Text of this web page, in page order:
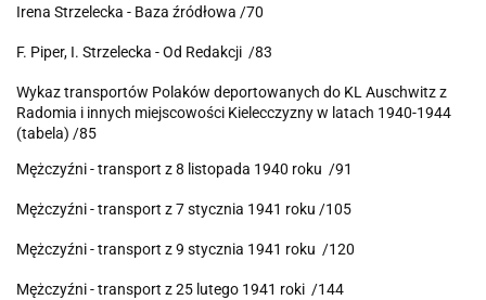
Irena Strzelecka - Baza źródłowa /70
F. Piper, I. Strzelecka - Od Redakcji /83
Wykaz transportów Polaków deportowanych do KL Auschwitz z
Radomia i innych miejscowości Kielecczyzny w latach 1940-1944
(tabela) /85
Mężczyźni - transport z 8 listopada 1940 roku /91
Mężczyźni - transport z 7 stycznia 1941 roku /105
Mężczyźni - transport z 9 stycznia 1941 roku /120
Mężczyźni - transport z 25 lutego 1941 roki /144